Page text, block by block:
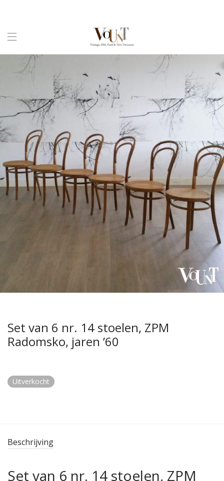
Set van 6 nr. 14 stoelen, ZPM
Radomsko, jaren ’60
Uitverkocht
Beschrijving
Set van 6 nr. 14 stoelen, ZPM